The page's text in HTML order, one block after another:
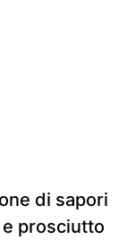
di sapori
prosciutto